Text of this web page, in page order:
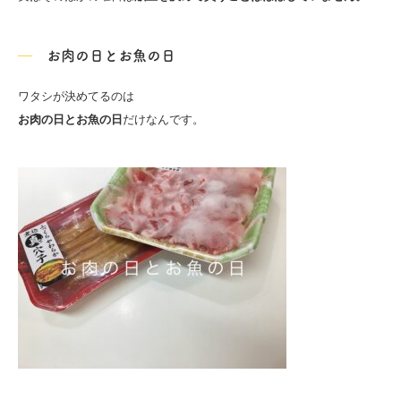
お肉の日とお魚の日
ワタシが決めてるのは
お肉の日とお魚の日 だけなんです。